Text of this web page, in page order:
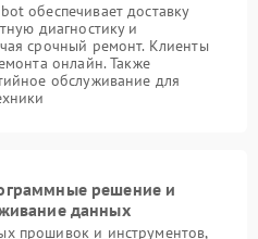
обеспечивает доставку
диагностику и
срочный ремонт. Клиенты
онлайн. Также
обслуживание для
решение и
данных
прошивок и инструментов,